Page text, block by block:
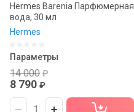
Hermes Barenia Парфюмерная
вода, 30 мл
Hermes
Параметры
14 000 ₽
8 790 ₽